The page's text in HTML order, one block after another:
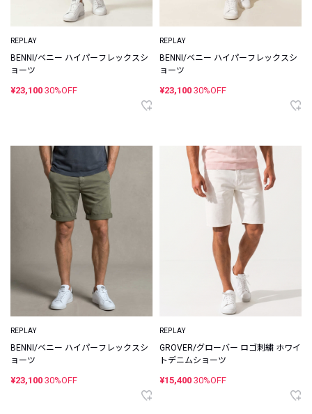
REPLAY
BENNI/ベニー ハイパーフレックスシ
ョーツ
¥23,100 30%OFF
REPLAY
BENNI/ベニー ハイパーフレックスシ
ョーツ
¥23,100 30%OFF
REPLAY
BENNI/ベニー ハイパーフレックスシ
ョーツ
¥23,100 30%OFF
REPLAY
GROVER/グローバー ロゴ刺繍 ホワイ
トデニムショーツ
¥15,400 30%OFF